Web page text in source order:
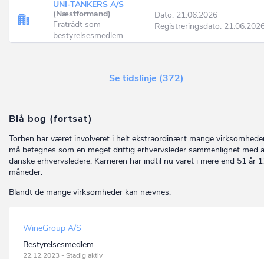
UNI-TANKERS A/S
(Næstformand)
Fratrådt som
bestyrelsesmedlem
Dato: 21.06.2026
Registreringsdato:
Se tidslinje (372)
Blå bog (fortsat)
Torben har været involveret i helt ekstraordinært mange
må betegnes som en meget driftig erhvervsleder sammenlignet med
danske erhvervsledere. Karrieren har indtil nu varet i mere end 51 år
måneder.
Blandt de mange virksomheder kan nævnes:
WineGroup A/S
Bestyrelsesmedlem
22.12.2023 - Stadig aktiv